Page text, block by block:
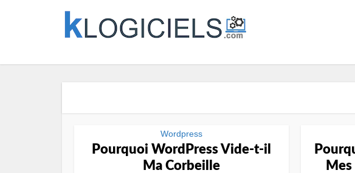
Wordpress
Pourquoi WordPress Vide-t-il
Ma Corbeille